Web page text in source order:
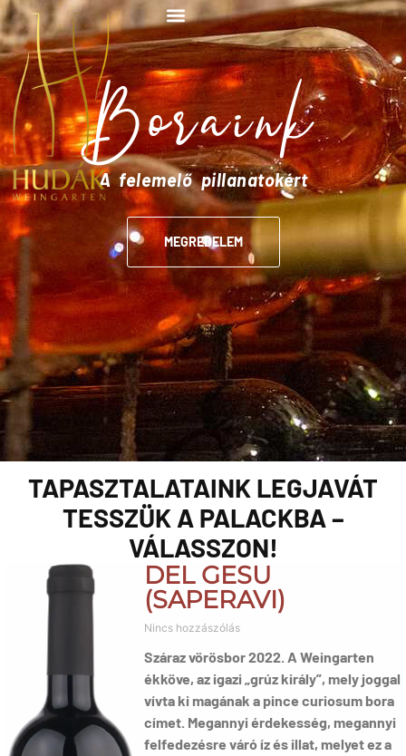
Boraink
A felemelő pillanatokért
MEGREDELEM
TAPASZTALATAINK LEGJAVÁT
TESSZÜK A PALACKBA –
VÁLASSZON!
DEL GESU
(SAPERAVI)
Nincs hozzászólás
Száraz vörösbor 2022. A Weingarten
ékköve, az igazi „grúz király”, mely joggal
vívta ki magának a pince curiosum bora
címet. Megannyi érdekesség, megannyi
felfedezésre váró íz és illat, melyet ez a